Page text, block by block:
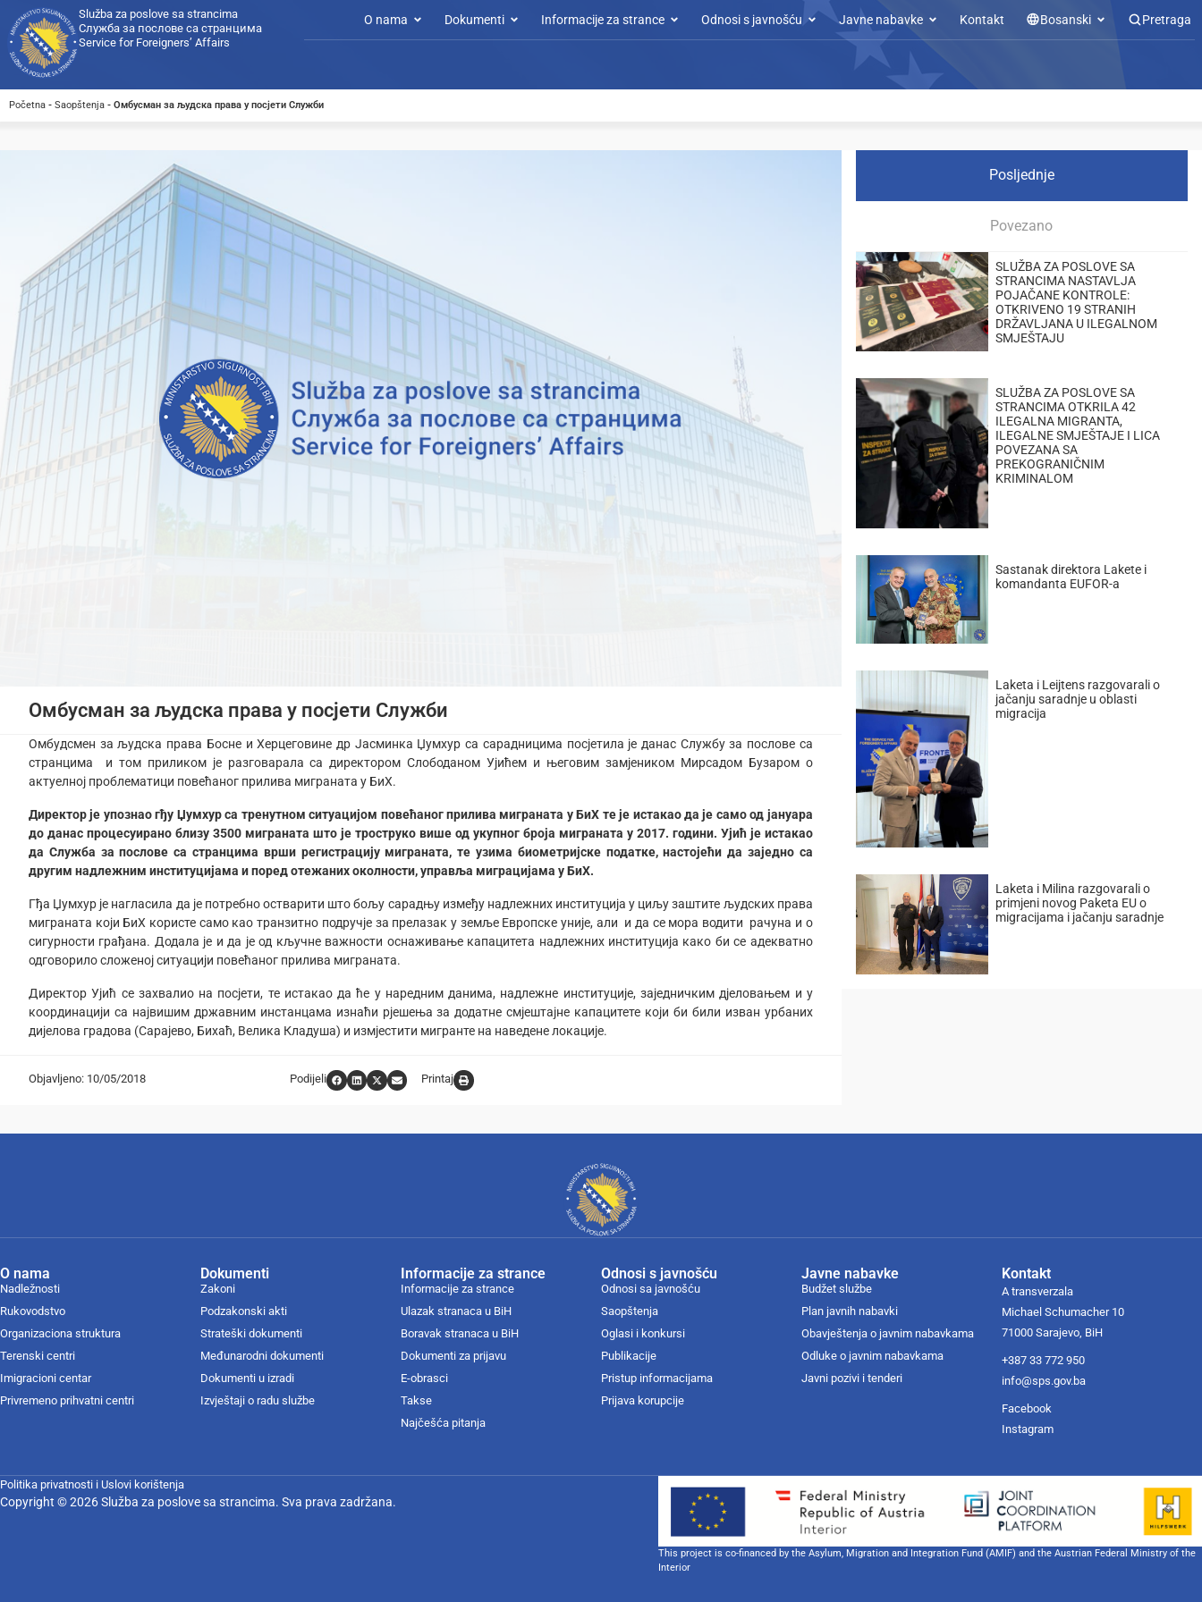
Služba za poslove sa strancima
Служба за послове са странцима
Service for Foreigners’ Affairs
O nama Dokumenti Informacije za strance Odnosi s javnošću Javne nabavke Kontakt Bosanski Pretraga
Početna - Saopštenja - Омбусман за људска права у посјети Служби
Омбусман за људска права у посјети Служби
Омбудсмен за људска права Босне и Херцеговине др Јасминка Џумхур са сарадницима посјетила је данас Службу за послове са
странцима и том приликом је разговарала са директором Слободаном Ујићем и његовим замјеником Мирсадом Бузаром о
актуелној проблематици повећаног прилива миграната у БиХ.
Директор је упознао гђу Џумхур са тренутном ситуацијом повећаног прилива миграната у БиХ те је истакао да је само од јануара
до данас процесуирано близу 3500 миграната што је троструко више од укупног броја миграната у 2017. години. Ујић је истакао
да Служба за послове са странцима врши регистрацију миграната, те узима биометријске податке, настојећи да заједно са
другим надлежним институцијама и поред отежаних околности, управља миграцијама у БиХ.
Гђа Џумхур је нагласила да је потребно остварити што бољу сарадњу између надлежних институција у циљу заштите људских права
миграната који БиХ користе само као транзитно подручје за прелазак у земље Европске уније, али и да се мора водити рачуна и о
сигурности грађана. Додала је и да је од кључне важности оснаживање капацитета надлежних институција како би се адекватно
одговорило сложеној ситуацији повећаног прилива миграната.
Директор Ујић се захвалио на посјети, те истакао да ће у наредним данима, надлежне институције, заједничким дјеловањем и у
координацији са највишим државним инстанцама изнаћи рјешења за додатне смјештајне капацитете који би били изван урбаних
дијелова градова (Сарајево, Бихаћ, Велика Кладуша) и измјестити мигранте на наведене локације.
Objavljeno: 10/05/2018 Podijeli Printaj
Posljednje
Povezano
SLUŽBA ZA POSLOVE SA
STRANCIMA NASTAVLJA
POJAČANE KONTROLE:
OTKRIVENO 19 STRANIH
DRŽAVLJANA U ILEGALNOM
SMJEŠTAJU
SLUŽBA ZA POSLOVE SA
STRANCIMA OTKRILA 42
ILEGALNA MIGRANTA,
ILEGALNE SMJEŠTAJE I LICA
POVEZANA SA
PREKOGRANIČNIM
KRIMINALOM
Sastanak direktora Lakete i
komandanta EUFOR-a
Laketa i Leijtens razgovarali o
jačanju saradnje u oblasti
migracija
Laketa i Milina razgovarali o
primjeni novog Paketa EU o
migracijama i jačanju saradnje
O nama
Nadležnosti
Rukovodstvo
Organizaciona struktura
Terenski centri
Imigracioni centar
Privremeno prihvatni centri
Dokumenti
Zakoni
Podzakonski akti
Strateški dokumenti
Međunarodni dokumenti
Dokumenti u izradi
Izvještaji o radu službe
Informacije za strance
Informacije za strance
Ulazak stranaca u BiH
Boravak stranaca u BiH
Dokumenti za prijavu
E-obrasci
Takse
Najčešća pitanja
Odnosi s javnošću
Odnosi sa javnošću
Saopštenja
Oglasi i konkursi
Publikacije
Pristup informacijama
Prijava korupcije
Javne nabavke
Budžet službe
Plan javnih nabavki
Obavještenja o javnim nabavkama
Odluke o javnim nabavkama
Javni pozivi i tenderi
Kontakt
A transverzala
Michael Schumacher 10
71000 Sarajevo, BiH
+387 33 772 950
info@sps.gov.ba
Facebook
Instagram
Politika privatnosti i Uslovi korištenja
Copyright © 2026 Služba za poslove sa strancima. Sva prava zadržana.
This project is co-financed by the Asylum, Migration and Integration Fund (AMIF) and the Austrian Federal Ministry of the
Interior